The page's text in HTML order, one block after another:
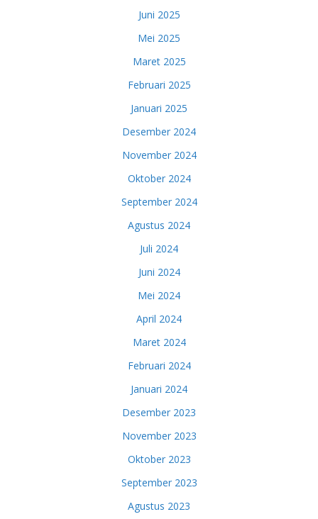
Juni 2025
Mei 2025
Maret 2025
Februari 2025
Januari 2025
Desember 2024
November 2024
Oktober 2024
September 2024
Agustus 2024
Juli 2024
Juni 2024
Mei 2024
April 2024
Maret 2024
Februari 2024
Januari 2024
Desember 2023
November 2023
Oktober 2023
September 2023
Agustus 2023